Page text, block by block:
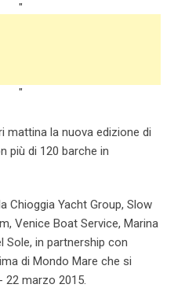
"
"
mattina la nuova edizione di
più di 120 barche in
Chioggia Yacht Group, Slow
Venice Boat Service, Marina
Sole, in partnership con
di Mondo Mare che si
22 marzo 2015.